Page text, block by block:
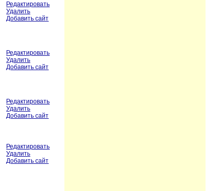
Редактировать
Удалить
Добавить сайт
Редактировать
Удалить
Добавить сайт
Редактировать
Удалить
Добавить сайт
Редактировать
Удалить
Добавить сайт